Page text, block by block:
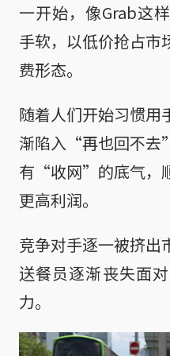
一开始，像Grab这
手软，以低价抢占市
费形态。
随着人们开始习惯用
渐陷入“再也回不去
有“收网”的底气，
更高利润。
竞争对手逐一被挤出
送餐员逐渐丧失面
力。